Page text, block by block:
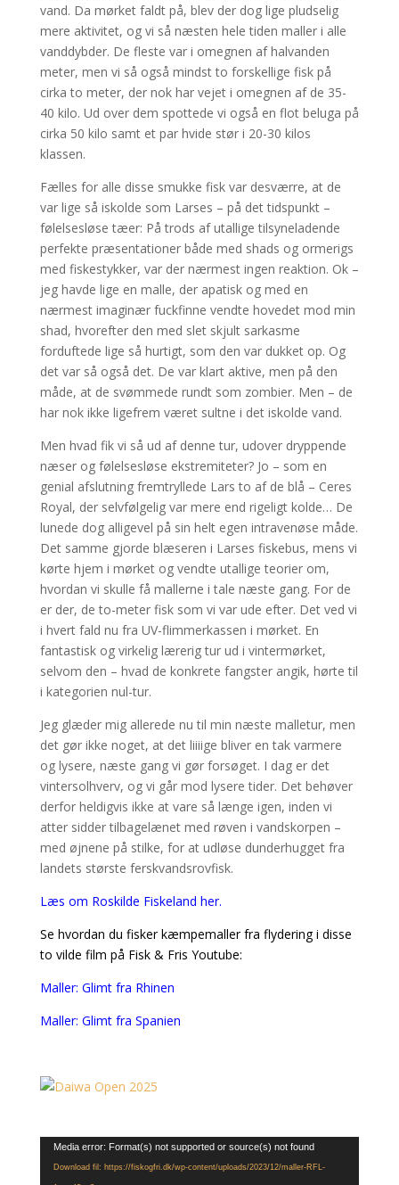
vand. Da mørket faldt på, blev der dog lige pludselig
mere aktivitet, og vi så næsten hele tiden maller i alle
vanddybder. De fleste var i omegnen af halvanden
meter, men vi så også mindst to forskellige fisk på
cirka to meter, der nok har vejet i omegnen af de 35-
40 kilo. Ud over dem spottede vi også en flot beluga på
cirka 50 kilo samt et par hvide stør i 20-30 kilos
klassen.
Fælles for alle disse smukke fisk var desværre, at de
var lige så iskolde som Larses – på det tidspunkt –
følelsesløse tæer: På trods af utallige tilsyneladende
perfekte præsentationer både med shads og ormerigs
med fiskestykker, var der nærmest ingen reaktion. Ok –
jeg havde lige en malle, der apatisk og med en
nærmest imaginær fuckfinne vendte hovedet mod min
shad, hvorefter den med slet skjult sarkasme
forduftede lige så hurtigt, som den var dukket op. Og
det var så også det. De var klart aktive, men på den
måde, at de svømmede rundt som zombier. Men – de
har nok ikke ligefrem været sultne i det iskolde vand.
Men hvad fik vi så ud af denne tur, udover dryppende
næser og følelsesløse ekstremiteter? Jo – som en
genial afslutning fremtryllede Lars to af de blå – Ceres
Royal, der selvfølgelig var mere end rigeligt kolde… De
lunede dog alligevel på sin helt egen intravenøse måde.
Det samme gjorde blæseren i Larses fiskebus, mens vi
kørte hjem i mørket og vendte utallige teorier om,
hvordan vi skulle få mallerne i tale næste gang. For de
er der, de to-meter fisk som vi var ude efter. Det ved vi
i hvert fald nu fra UV-flimmerkassen i mørket. En
fantastisk og virkelig lærerig tur ud i vintermørket,
selvom den – hvad de konkrete fangster angik, hørte til
i kategorien nul-tur.
Jeg glæder mig allerede nu til min næste malletur, men
det gør ikke noget, at det liiiige bliver en tak varmere
og lysere, næste gang vi gør forsøget. I dag er det
vintersolhverv, og vi går mod lysere tider. Det behøver
derfor heldigvis ikke at vare så længe igen, inden vi
atter sidder tilbagelænet med røven i vandskorpen –
med øjnene på stilke, for at udløse dunderhugget fra
landets største ferskvandsrovfisk.
Læs om Roskilde Fiskeland her.
Se hvordan du fisker kæmpemaller fra flydering i disse
to vilde film på Fisk & Fris Youtube:
Maller: Glimt fra Rhinen
Maller: Glimt fra Spanien
Videoafspiller
Media error: Format(s) not supported or source(s) not found
Download fil: https://fiskogfri.dk/wp-content/uploads/2023/12/maller-RFL-